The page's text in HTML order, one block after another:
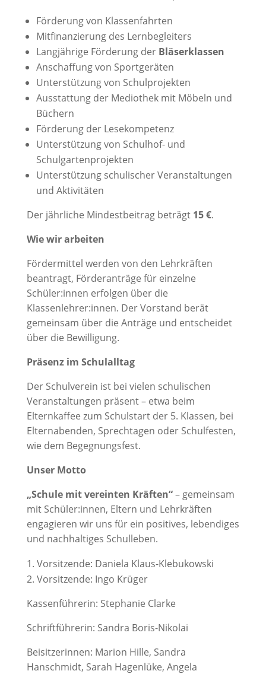
Förderung von Klassenfahrten
Mitfinanzierung des Lernbegleiters
Langjährige Förderung der Bläserklassen
Anschaffung von Sportgeräten
Unterstützung von Schulprojekten
Ausstattung der Mediothek mit Möbeln und
Büchern
Förderung der Lesekompetenz
Unterstützung von Schulhof- und
Schulgartenprojekten
Unterstützung schulischer Veranstaltungen
und Aktivitäten
Der jährliche Mindestbeitrag beträgt 15 €.
Wie wir arbeiten
Fördermittel werden von den Lehrkräften
beantragt, Förderanträge für einzelne
Schüler:innen erfolgen über die
Klassenlehrer:innen. Der Vorstand berät
gemeinsam über die Anträge und entscheidet
über die Bewilligung.
Präsenz im Schulalltag
Der Schulverein ist bei vielen schulischen
Veranstaltungen präsent – etwa beim
Elternkaffee zum Schulstart der 5. Klassen, bei
Elternabenden, Sprechtagen oder Schulfesten,
wie dem Begegnungsfest.
Unser Motto
„Schule mit vereinten Kräften“– gemeinsam
mit Schüler:innen, Eltern und Lehrkräften
engagieren wir uns für ein positives, lebendiges
und nachhaltiges Schulleben.
Vorsitzende: Daniela Klaus-Klebukowski
Vorsitzende: Ingo Krüger
Kassenführerin: Stephanie Clarke
Schriftführerin: Sandra Boris-Nikolai
Beisitzerinnen: Marion Hille, Sandra
Hanschmidt, Sarah Hagenlüke, Angela